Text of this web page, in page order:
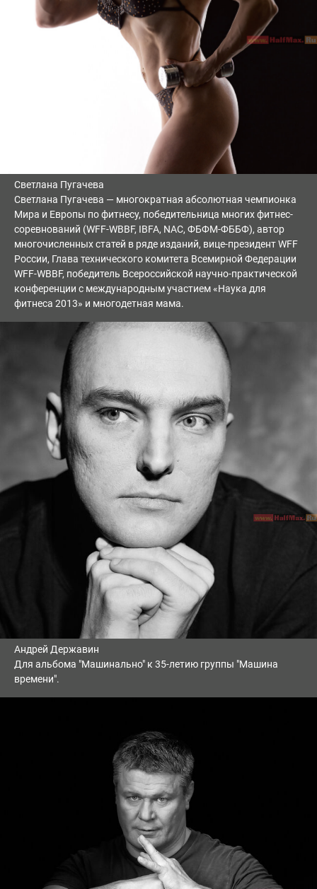
Светлана Пугачева
Светлана Пугачева — многократная абсолютная чемпионка
Мира и Европы по фитнесу, победительница многих фитнес-
соревнований (WFF-WBBF, IBFA, NAC, ФБФМ-ФББФ), автор
многочисленных статей в ряде изданий, вице-президент WFF
России, Глава технического комитета Всемирной Федерации
WFF-WBBF, победитель Всероссийской научно-практической
конференции с международным участием «Наука для
фитнеса 2013» и многодетная мама.
Андрей Державин
Для альбома "Машинально" к 35-летию группы "Машина
времени".